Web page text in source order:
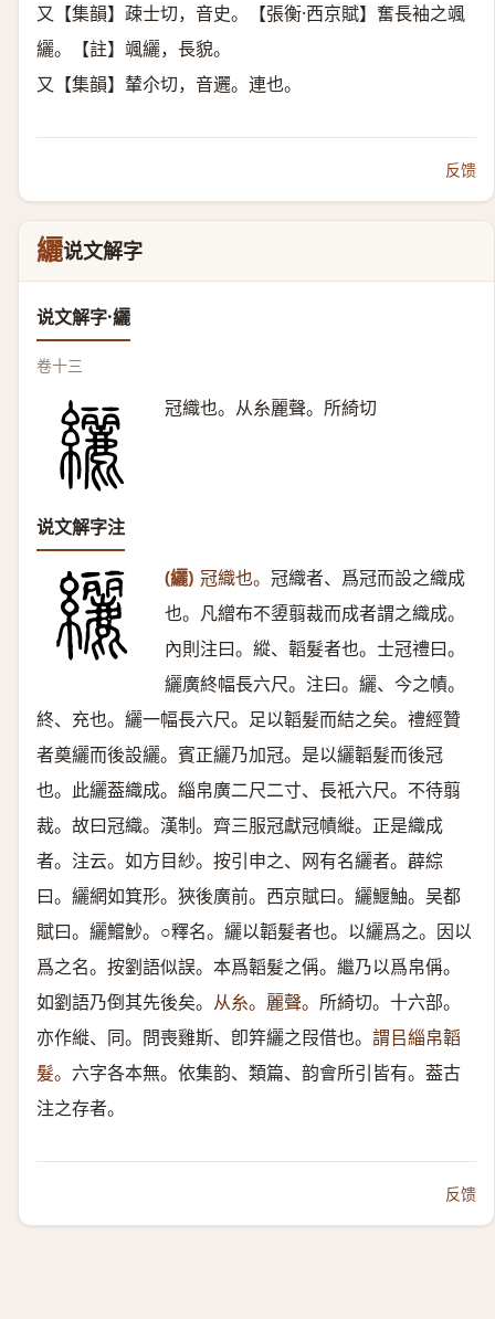
又【集韻】疎士切，音史。【張衡·西京賦】奮長袖之颯
纚。【註】颯纚，長貌。
又【集韻】輦尒切，音邐。連也。
反馈
纚说文解字
说文解字·纚
卷十三
冠織也。从糸麗聲。所綺切
说文解字注
(纚) 冠織也。 冠織者、爲冠而設之織成
也。凡繒布不䇓翦裁而成者謂之織成。
內則注曰。縱、韜髮者也。士冠禮曰。
纚廣終幅長六尺。注曰。纚、今之幘。
終、充也。纚一幅長六尺。足以韜髮而結之矣。禮經贊
者奠纚而後設纚。賓正纚乃加冠。是以纚韜髮而後冠
也。此纚葢織成。緇帛廣二尺二寸、長衹六尺。不待翦
裁。故曰冠織。漢制。齊三服冠獻冠幘縰。正是織成
者。注云。如方目紗。按引申之、网有名纚者。薜綜
曰。纚網如箕形。狹後廣前。西京賦曰。纚鰋鮋。吴都
賦曰。纚鱨魦。○釋名。纚以韜髮者也。以纚爲之。因以
爲之名。按劉語似誤。本爲韜髮之偁。繼乃以爲帛偁。
如劉語乃倒其先後矣。 从糸。麗聲。 所綺切。十六部。
亦作縰、同。問喪雞斯、卽筓纚之叚借也。 謂㠯緇帛韜
髮。 六字各本無。依集韵、類篇、韵會所引皆有。葢古
注之存者。
反馈